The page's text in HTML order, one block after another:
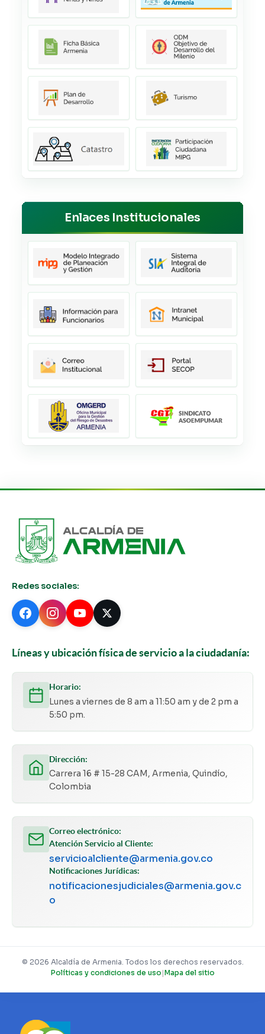
Enlaces Institucionales
Redes sociales:
Líneas y ubicación física de servicio a la ciudadanía:
Horario:
Lunes a viernes de 8 am a 11:50 am y de 2 pm a
5:50 pm.
Dirección:
Carrera 16 # 15-28 CAM, Armenia, Quindío,
Colombia
Correo electrónico:
Atención Servicio al Cliente:
servicioalcliente@armenia.gov.co
Notificaciones Jurídicas:
notificacionesjudiciales@armenia.gov.c
o
© 2026 Alcaldía de Armenia. Todos los derechos reservados.
Políticas y condiciones de uso |Mapa del sitio